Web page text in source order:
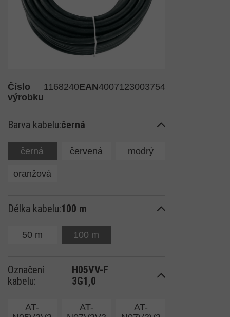
Číslo
výrobku
1168240EAN4007123003754
Barva kabelu:černá
černá červená modrý
oranžová
Délka kabelu:100 m
50 m 100 m
Označení
kabelu:
H05VV-F
3G1,0
AT-
AT-
AT-